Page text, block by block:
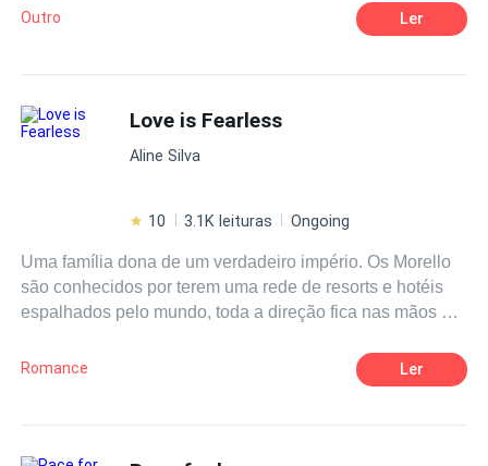
uma reação, e a deles foi além do que poderiam
Outro Ler
Love is Fearless
Aline Silva
10 3.1K leituras Ongoing
Uma família dona de um verdadeiro império. Os Morello
são conhecidos por terem uma rede de resorts e hotéis
espalhados pelo mundo, toda a direção fica nas mãos de
onde possui dois filhos sendo eles Antony Morello e
Romance Ler